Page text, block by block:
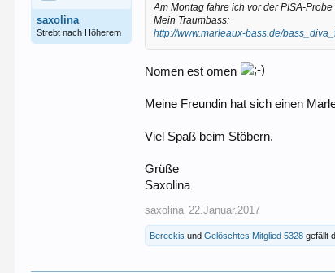
saxolina
Strebt nach Höherem
Am Montag fahre ich vor der PISA-
Mein Traumbass:
http://www.marleaux-bass.de/
Nomen est omen
Meine Freundin hat sich einen
Viel Spaß beim Stöbern.
Grüße
Saxolina
saxolina 22.Januar.2017
Bereckis undGelöschtes Mitglied 5328 gefällt